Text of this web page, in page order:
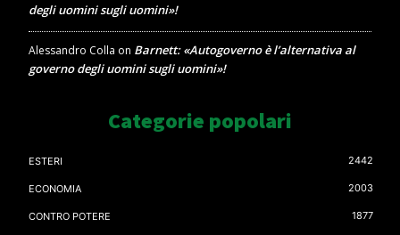
degli uomini sugli uomini»!
Alessandro Colla on Barnett: «Autogoverno è l’alternativa al
governo degli uomini sugli uomini»!
Categorie popolari
ESTERI 2442
ECONOMIA 2003
CONTRO POTERE 1877